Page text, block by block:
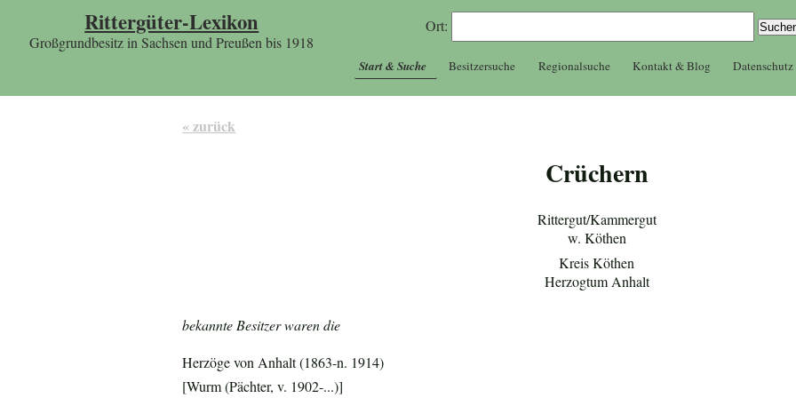
Rittergüter-Lexikon
Großgrundbesitz in Sachsen und Preußen bis 1918
Ort:
Start & Suche Besitzersuche Regionalsuche Kontakt & Blog Datenschutz
« zurück
Crüchern
Rittergut/Kammergut
w. Köthen
Kreis Köthen
Herzogtum Anhalt
bekannte Besitzer waren die
Herzöge von Anhalt (1863-n. 1914)
[Wurm (Pächter, v. 1902-...)]